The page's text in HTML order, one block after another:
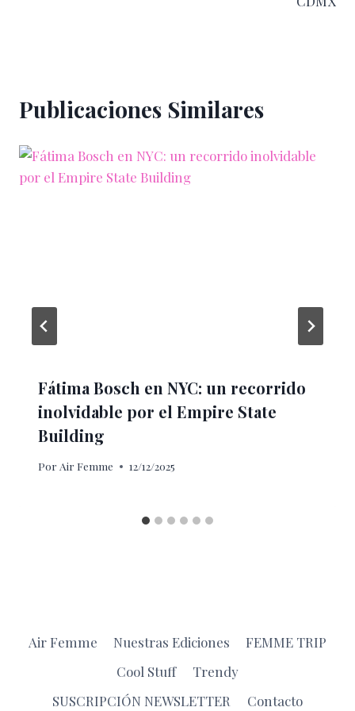
Publicaciones Similares
Fátima Bosch en NYC: un recorrido
inolvidable por el Empire State
Building
Por Air Femme 12/12/2025
Air Femme Nuestras Ediciones
FEMME TRIP
Cool Stuff
Trendy
SUSCRIPCIÓN NEWSLETTER
Contacto